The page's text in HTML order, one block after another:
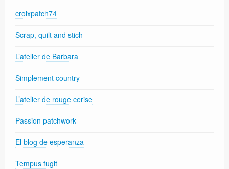
croixpatch74
Scrap, quilt and stich
L’atelier de Barbara
Simplement country
L’atelier de rouge cerise
Passion patchwork
El blog de esperanza
Tempus fugit